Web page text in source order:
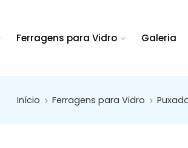
Ferragens para Vidro Galeria
Início Ferragens para Vidro